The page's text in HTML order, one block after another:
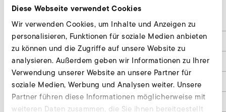
Diese Webseite verwendet Cookies
Wir verwenden Cookies, um Inhalte und Anzeigen zu
personalisieren, Funktionen für soziale Medien anbieten
zu können und die Zugriffe auf unsere Website zu
analysieren. Außerdem geben wir Informationen zu Ihrer
Verwendung unserer Website an unsere Partner für
soziale Medien, Werbung und Analysen weiter. Unsere
Partner führen diese Informationen möglicherweise mit
weiteren Daten zusammen, die Sie ihnen bereitgestellt
a
b
d1
d2
d3
98
112
7
76
80